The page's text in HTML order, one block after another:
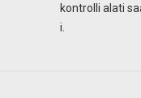
kontrolli alati
i.